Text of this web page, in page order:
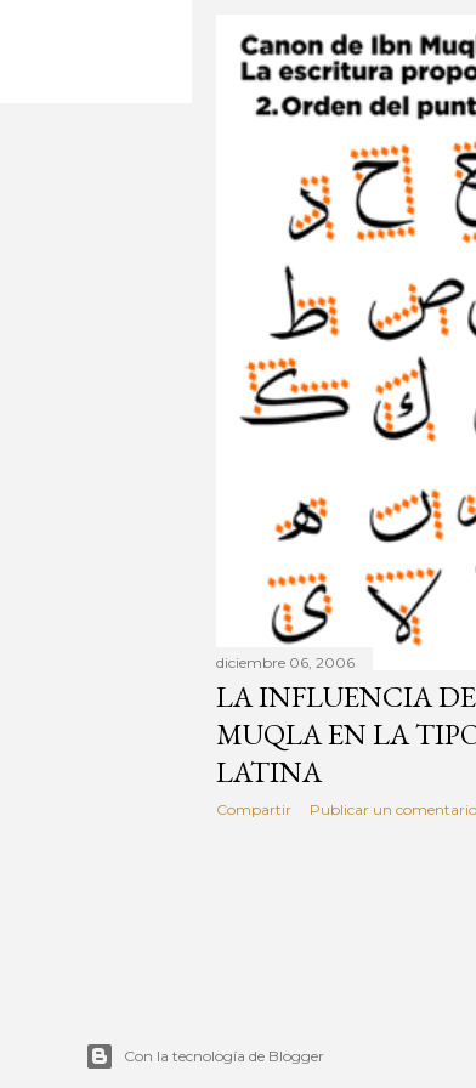
diciembre 06, 2006
LA INFLUENCIA
MUQLA EN LA
LATINA
Compartir Publicar un comentario
Con la tecnología de Blogger